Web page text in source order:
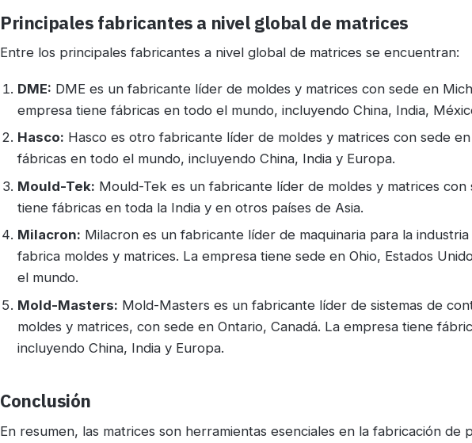
Principales fabricantes a nivel global de matrices
Entre los principales fabricantes a nivel global de matrices se encuentran:
DME: DME es un fabricante líder de moldes y matrices con sede en
empresa tiene fábricas en todo el mundo, incluyendo China, India,
Hasco: Hasco es otro fabricante líder de moldes y matrices con sede
fábricas en todo el mundo, incluyendo China, India y Europa.
Mould-Tek: Mould-Tek es un fabricante líder de moldes y matrices con
tiene fábricas en toda la India y en otros países de Asia.
Milacron: Milacron es un fabricante líder de maquinaria para la
fabrica moldes y matrices. La empresa tiene sede en Ohio, Estados
el mundo.
Mold-Masters: Mold-Masters es un fabricante líder de sistemas de
moldes y matrices, con sede en Ontario, Canadá. La empresa tiene
incluyendo China, India y Europa.
Conclusión
En resumen, las matrices son herramientas esenciales en la fabricación de